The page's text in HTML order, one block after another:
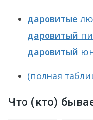
даровитые
даровитый
даровитый
(полная
Что (кто)